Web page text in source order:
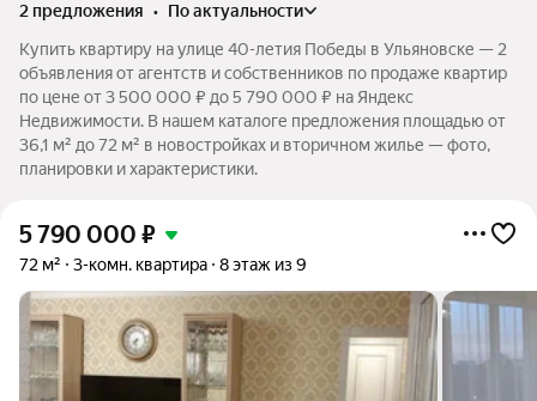
2 предложения •
по актуальности
Купить квартиру на улице 40-летия Победы в Ульяновске — 2
объявления от агентств и собственников по продаже квартир
по цене от 3 500 000 ₽ до 5 790 000 ₽ на Яндекс
Недвижимости. В нашем каталоге предложения площадью от
36,1 м² до 72 м² в новостройках и вторичном жилье — фото,
планировки и характеристики.
5 790 000 ₽
72 м² 3-комн. квартира 8 этаж из 9